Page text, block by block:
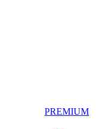
PREMIUM